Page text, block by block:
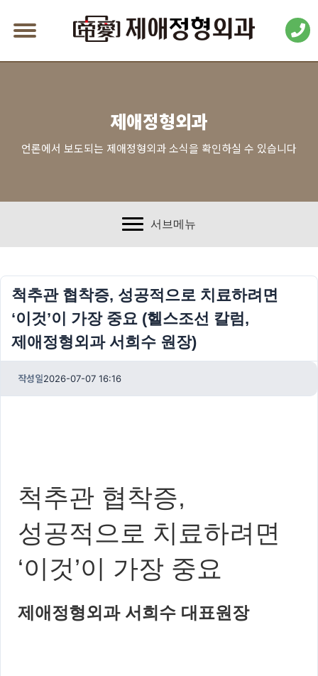
제애정형외과
언론에서 보도되는 제애정형외과 소식을 확인하실 수 있습니다
서브메뉴
척추관 협착증, 성공적으로 치료하려면
‘이것’이 가장 중요 (헬스조선 칼럼,
제애정형외과 서희수 원장)
작성일2026-07-07 16:16
척추관 협착증,
성공적으로 치료하려면
‘이것’이 가장 중요
제애정형외과 서희수 대표원장